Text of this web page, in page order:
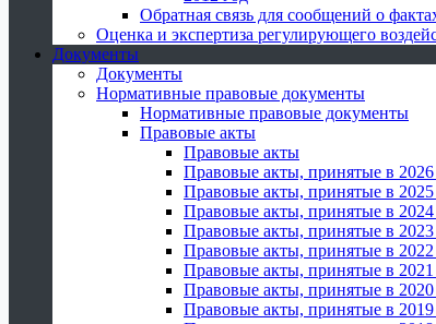
Обратная связь для сообщений о
Оценка и экспертиза регулирующего
Документы
Документы
Нормативные правовые документы
Нормативные правовые документы
Правовые акты
Правовые акты
Правовые акты, принятые в 2026
Правовые акты, принятые в 2025
Правовые акты, принятые в 2024
Правовые акты, принятые в 2023
Правовые акты, принятые в 2022
Правовые акты, принятые в 2021
Правовые акты, принятые в 2020
Правовые акты, принятые в 2019